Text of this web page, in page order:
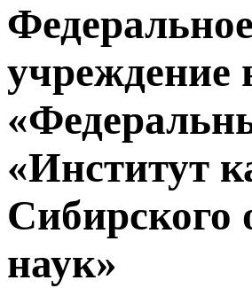
учреждение
«Институт
Сибирского
наук»